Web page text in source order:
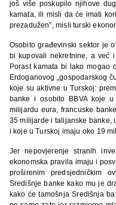
još više poskupilo njihove
kamata, ili misli da će imati
prezadužen”, misli turski
Osobito građevinski sektor je
bi kupovali nekretnine, a već
Porast kamata bi lako mogao
Erdoganovog „gospodarskog
koje su aktivne u Turskoj:
banke i osobito BBVA koje
milijardu eura, francuske
35 milijarde i talijanske banke,
i koje u Turskoj imaju oko 19
Jer nepovjerenje stranih
ekonomska pravila imaju i
proširenim predsjedničkim
Središnje banke kako mu je
kako će tamošnja Središnja